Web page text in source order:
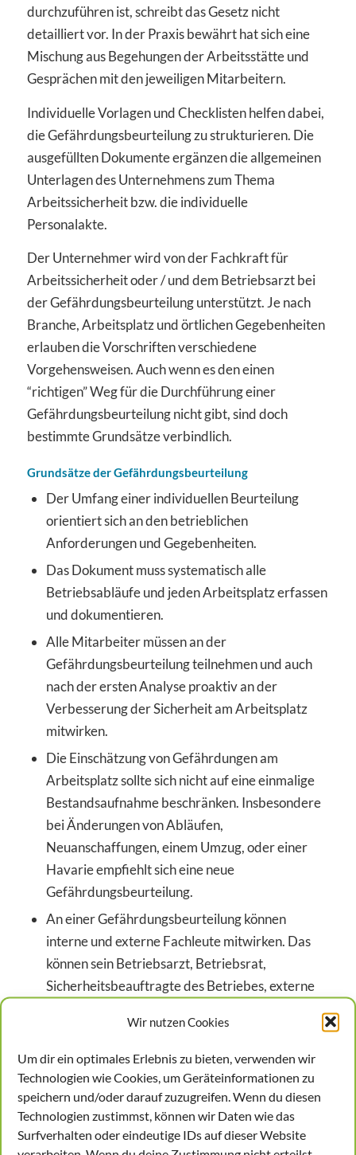
Wir nutzen Cookies
Um dir ein optimales Erlebnis zu bieten, verwenden wir
Technologien wie Cookies, um Geräteinformationen zu
speichern und/oder darauf zuzugreifen. Wenn du diesen
Technologien zustimmst, können wir Daten wie das
Surfverhalten oder eindeutige IDs auf dieser Website
durchzuführen ist, schreibt das Gesetz nicht
detailliert vor. In der Praxis bewährt hat sich eine
Mischung aus Begehungen der Arbeitsstätte und
Gesprächen mit den jeweiligen Mitarbeitern.
Individuelle Vorlagen und Checklisten helfen dabei,
die Gefährdungsbeurteilung zu strukturieren. Die
ausgefüllten Dokumente ergänzen die allgemeinen
Unterlagen des Unternehmens zum Thema
Arbeitssicherheit bzw. die individuelle
Personalakte.
Der Unternehmer wird von der Fachkraft für
Arbeitssicherheit oder / und dem Betriebsarzt bei
der Gefährdungsbeurteilung unterstützt. Je nach
Branche, Arbeitsplatz und örtlichen Gegebenheiten
erlauben die Vorschriften verschiedene
Vorgehensweisen. Auch wenn es den einen
“richtigen” Weg für die Durchführung einer
Gefährdungsbeurteilung nicht gibt, sind doch
bestimmte Grundsätze verbindlich.
Grundsätze der Gefährdungsbeurteilung
Der Umfang einer individuellen Beurteilung
orientiert sich an den betrieblichen
Anforderungen und Gegebenheiten.
Das Dokument muss systematisch alle
Betriebsabläufe und jeden Arbeitsplatz erfassen
und dokumentieren.
Alle Mitarbeiter müssen an der
Gefährdungsbeurteilung teilnehmen und auch
nach der ersten Analyse proaktiv an der
Verbesserung der Sicherheit am Arbeitsplatz
mitwirken.
Die Einschätzung von Gefährdungen am
Arbeitsplatz sollte sich nicht auf eine einmalige
Bestandsaufnahme beschränken. Insbesondere
bei Änderungen von Abläufen,
Neuanschaffungen, einem Umzug, oder einer
Havarie empfiehlt sich eine neue
Gefährdungsbeurteilung.
An einer Gefährdungsbeurteilung können
interne und externe Fachleute mitwirken. Das
können sein Betriebsarzt, Betriebsrat,
Sicherheitsbeauftragte des Betriebes, externe
Arbeitssicherheitsbehörden oder
Unfallversicherungsträger.
Wird die Erstellung einer
Gefährdungsbeurteilung kontrolliert?
Ja. Die Kontrolle ist im Arbeitsschutzgesetz §21